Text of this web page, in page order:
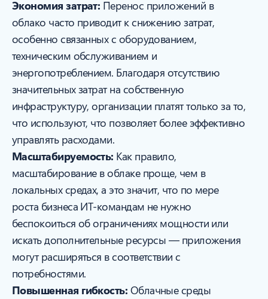
Экономия затрат: Перенос приложений в
облако часто приводит к снижению затрат,
особенно связанных с оборудованием,
техническим обслуживанием и
энергопотреблением. Благодаря отсутствию
значительных затрат на собственную
инфраструктуру, организации платят только за то,
что используют, что позволяет более эффективно
управлять расходами.
Масштабируемость: Как правило,
масштабирование в облаке проще, чем в
локальных средах, а это значит, что по мере
роста бизнеса ИТ-командам не нужно
беспокоиться об ограничениях мощности или
искать дополнительные ресурсы — приложения
могут расширяться в соответствии с
потребностями.
Повышенная гибкость: Облачные среды